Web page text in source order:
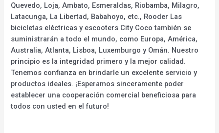
Quevedo, Loja, Ambato, Esmeraldas, Riobamba, Milagro,
Latacunga, La Libertad, Babahoyo, etc., Rooder Las
bicicletas eléctricas y escooters City Coco también se
suministrarán a todo el mundo, como Europa, América,
Australia, Atlanta, Lisboa, Luxemburgo y Omán. Nuestro
principio es la integridad primero y la mejor calidad.
Tenemos confianza en brindarle un excelente servicio y
productos ideales. ¡Esperamos sinceramente poder
establecer una cooperación comercial beneficiosa para
todos con usted en el futuro!